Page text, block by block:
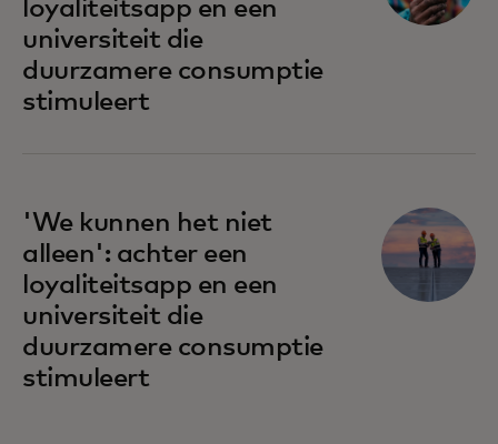
loyaliteitsapp en een
universiteit die
duurzamere consumptie
stimuleert
'We kunnen het niet
alleen': achter een
loyaliteitsapp en een
universiteit die
duurzamere consumptie
stimuleert